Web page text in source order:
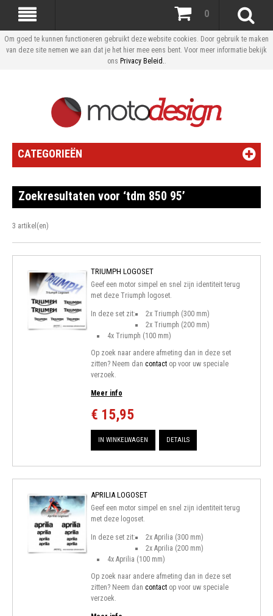
Om goed te kunnen functioneren gebruikt deze website cookies. Door gebruik te maken
van deze site nemen we aan dat je het hier mee eens bent. Voor meer informatie bekijk
ons Privacy Beleid..
0
CATEGORIEËN
Zoekresultaten voor ‘tdm 850 95’
3 artikel(en)
TRIUMPH LOGOSET
Geef een motor simpel en snel zijn identiteit terug
met deze Triumph logoset.
In deze set zit:
2x Triumph (300 mm)
2x Triumph (200 mm)
4x Triumph (100 mm)
Op zoek naar andere afmeting dan in deze set
zitten? Neem dan contactop voor uw speciale
verzoek.
Meer info
€ 15,95
IN WINKELWAGEN DETAILS
APRILIA LOGOSET
Geef een motor simpel en snel zijn identiteit terug
met deze logoset.
In deze set zit:
2x Aprilia (300 mm)
2x Aprilia (200 mm)
4x Aprilia (100 mm)
Op zoek naar andere afmeting dan in deze set
zitten? Neem dan contactop voor uw speciale
verzoek.